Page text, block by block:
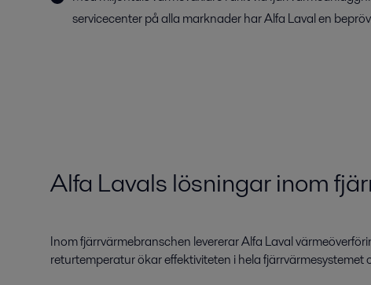
servicecenter på alla marknader har Alfa Laval en
Alfa Lavals lösningar inom
Inom fjärrvärmebranschen levererar Alfa Laval
returtemperatur ökar effektiviteten i hela